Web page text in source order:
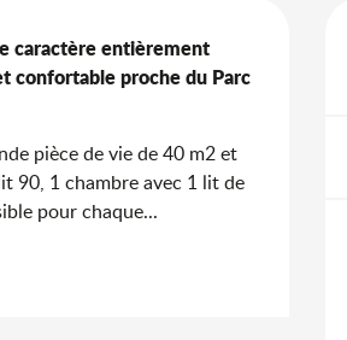
caractère entièrement
confortable proche du Parc
pièce de vie de 40 m2 et
90, 1 chambre avec 1 lit de
pour chaque...